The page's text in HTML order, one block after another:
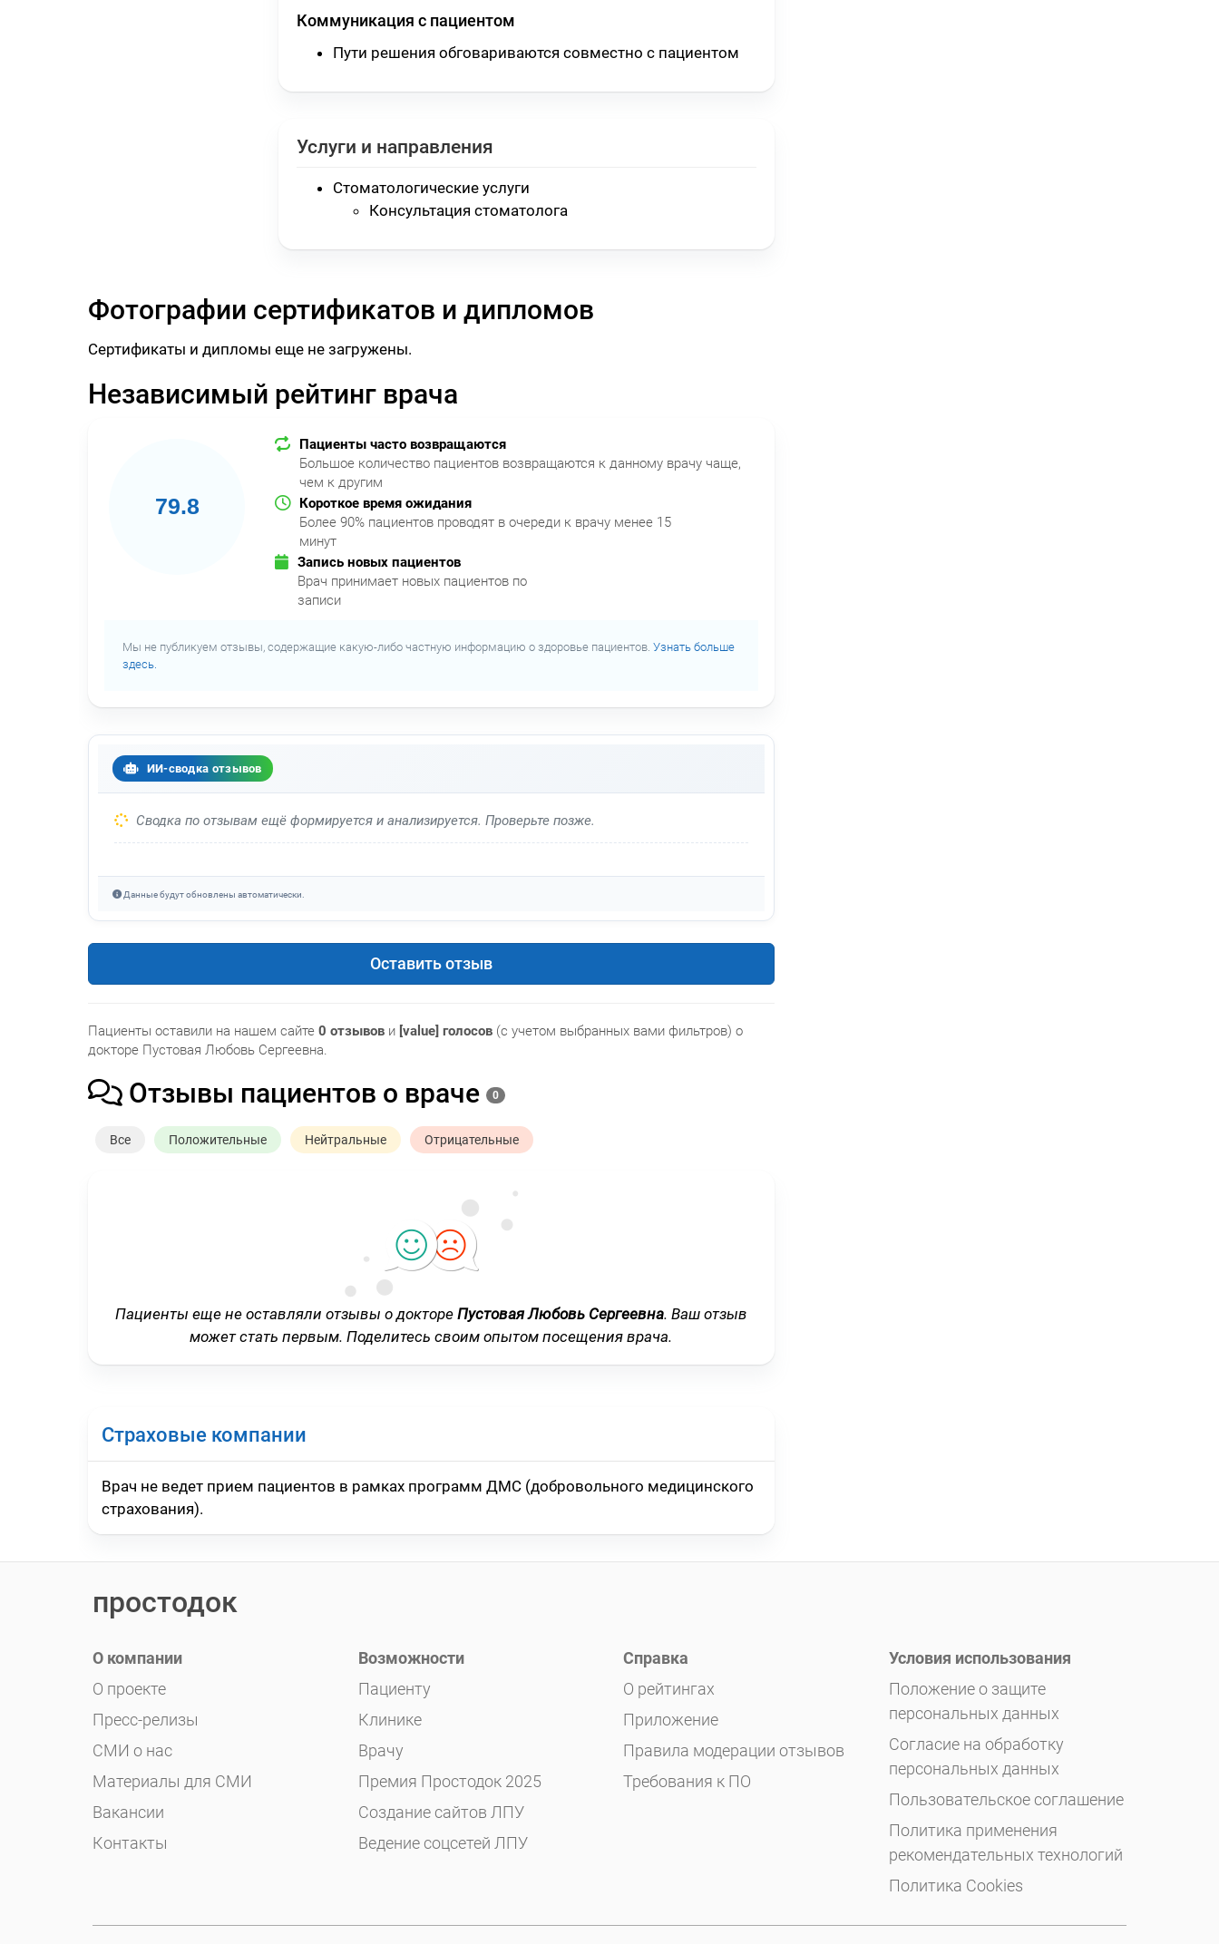
Коммуникация с пациентом
Пути решения обговариваются совместно с пациентом
Услуги и направления
Стоматологические услуги
Консультация стоматолога
Фотографии сертификатов и дипломов
Сертификаты и дипломы еще не загружены.
Независимый рейтинг врача
79.8
Пациенты часто возвращаются
Большое количество пациентов возвращаются к данному врачу чаще,
чем к другим
Короткое время ожидания
Более 90% пациентов проводят в очереди к врачу менее 15
минут
Запись новых пациентов
Врач принимает новых пациентов по
записи
Мы не публикуем отзывы, содержащие какую-либо частную информацию о здоровье пациентов. Узнать больше
здесь.
ИИ-сводка отзывов
Сводка по отзывам ещё формируется и анализируется. Проверьте позже.
Данные будут обновлены автоматически.
Оставить отзыв
Пациенты оставили на нашем сайте 0 отзывов и [value] голосов (с учетом выбранных вами фильтров) о
докторе Пустовая Любовь Сергеевна.
Отзывы пациентов о враче 0
Все Положительные Нейтральные Отрицательные
Пациенты еще не оставляли отзывы о докторе Пустовая Любовь Сергеевна. Ваш отзыв
может стать первым. Поделитесь своим опытом посещения врача.
Страховые компании
Врач не ведет прием пациентов в рамках программ ДМС (добровольного медицинского
страхования).
простодок
О компании
О проекте
Пресс-релизы
СМИ о нас
Материалы для СМИ
Вакансии
Контакты
Возможности
Пациенту
Клинике
Врачу
Премия Простодок 2025
Создание сайтов ЛПУ
Ведение соцсетей ЛПУ
Справка
О рейтингах
Приложение
Правила модерации отзывов
Требования к ПО
Условия использования
Положение о защите
персональных данных
Согласие на обработку
персональных данных
Пользовательское соглашение
Политика применения
рекомендательных технологий
Политика Cookies